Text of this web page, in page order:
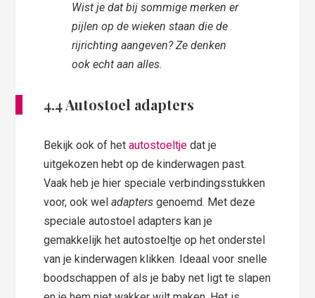
Wist je dat bij sommige merken er
pijlen op de wieken staan die de
rijrichting aangeven? Ze denken
ook echt aan alles.
4.4 Autostoel adapters
Bekijk ook of hetautostoeltje dat je
uitgekozen hebt op de kinderwagen past.
Vaak heb je hier speciale verbindingsstukken
voor, ook weladapters genoemd. Met deze
speciale autostoel adapters kan je
gemakkelijk het autostoeltje op het onderstel
van je kinderwagen klikken. Ideaal voor snelle
boodschappen of als je baby net ligt te slapen